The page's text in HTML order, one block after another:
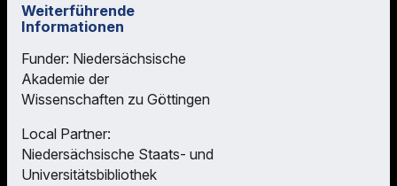
Weiterführende
Informationen
Funder: Niedersächsische
Akademie der
Wissenschaften zu Göttingen
Local Partner:
Niedersächsische Staats- und
Universitätsbibliothek